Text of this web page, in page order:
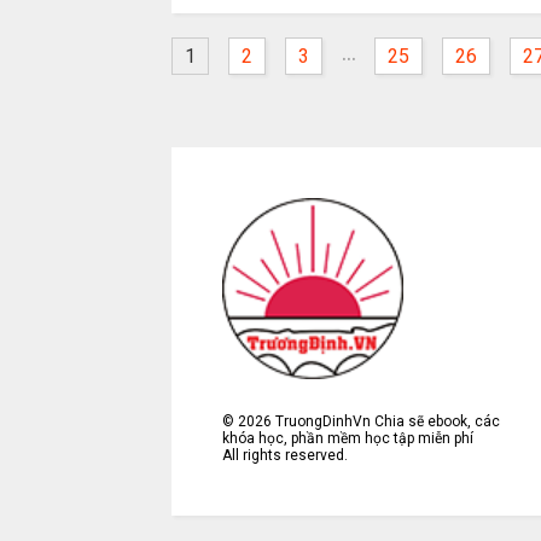
1 2 3 ... 25 26
©2026 TruongDinhVn Chia sẽ ebook, các
khóa học, phần mềm học tập miễn phí
All rights reserved.